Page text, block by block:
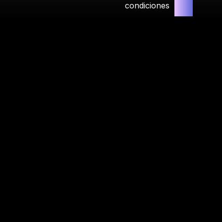
condiciones